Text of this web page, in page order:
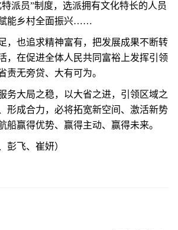
派员”制度，选派拥有文化特长的人员
能乡村全面振兴……
也追求精神富有，把发展成果不断转
，在促进全体人民共同富裕上发挥引领
责无旁贷、大有可为。
大局之稳，以大省之进，引领区域之
形成合力，必将拓宽新空间、激活新势
船赢得优势、赢得主动、赢得未来。
飞、崔妍）